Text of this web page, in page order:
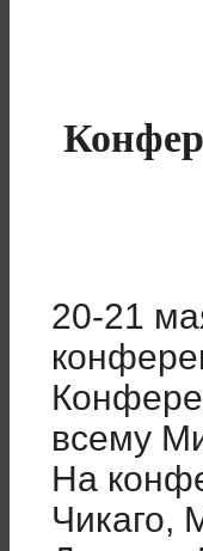
20-21
всему
На
Чикаго,